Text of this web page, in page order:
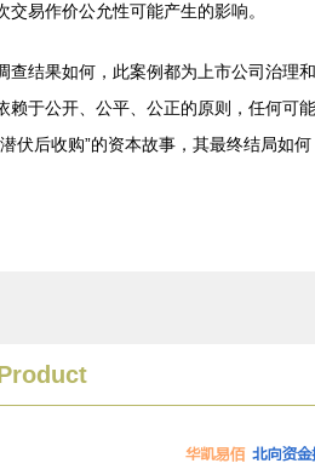
交易作价公允性可能产生的影响。
查结果如何，此案例都为上市公司治理
赖于公开、公平、公正的原则，任何可
伏后收购”的资本故事，其最终结局如